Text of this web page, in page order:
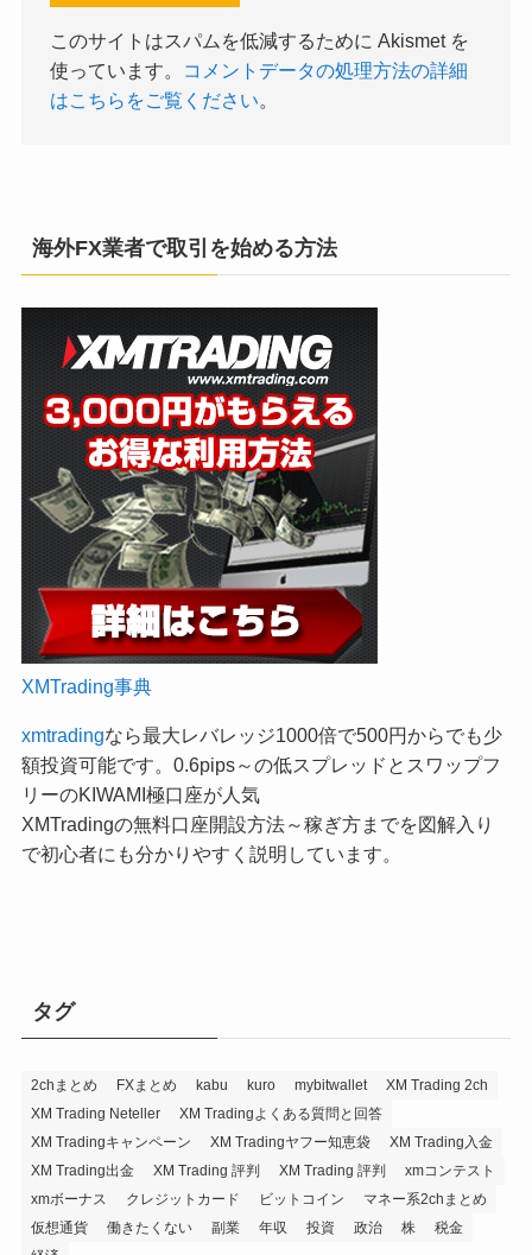
このサイトはスパムを低減するために Akismet を
使っています。
コメントデータの処理方法の詳細
はこちらをご覧ください。
海外FX業者で取引を始める方法
XMTrading事典
xmtradingなら最大レバレッジ1000倍で500円からでも少
額投資可能です。0.6pips～の低スプレッドとスワップフ
リーのKIWAMI極口座が人気
XMTradingの無料口座開設方法～稼ぎ方までを図解入り
で初心者にも分かりやすく説明しています。
タグ
2chまとめ FXまとめ kabu kuro mybitwallet
XM Trading 2ch
XM Trading Neteller
XM Tradingよくある質問と回答
XM Tradingキャンペーン
XM Tradingヤフー知恵袋
XM Trading入金
XM Trading出金
XM Trading 評判 XM Trading 評判
xmコンテスト
xmボーナス
クレジットカード ビットコイン
マネー系2chまとめ
仮想通貨
働きたくない 副業 年収 投資 政治 株
税金